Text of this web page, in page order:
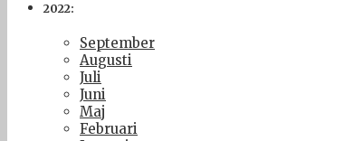
2022:
September
Augusti
Juli
Juni
Maj
Februari